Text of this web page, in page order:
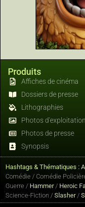
Produits
Affiches de cinéma
Dossiers de presse
Lithographies
Photos d'exploitation
Photos de presse
Synopsis
Hashtags & Thématiques :
Comédie / Comédie
Guerre / Hammer/ Heroic
Science-Fiction / Slasher/